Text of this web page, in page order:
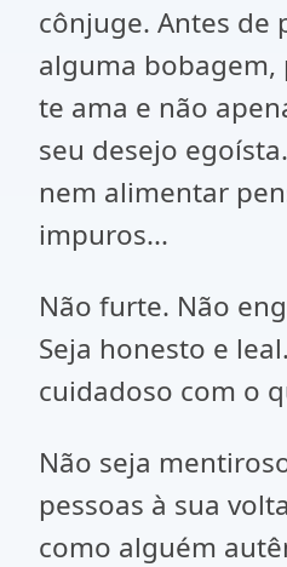
cônjuge. Antes de
alguma bobagem,
te ama e não
seu desejo
nem alimentar
impuros...
Não furte. Não
Seja honesto e
cuidadoso com o
Não seja
pessoas à sua
como alguém